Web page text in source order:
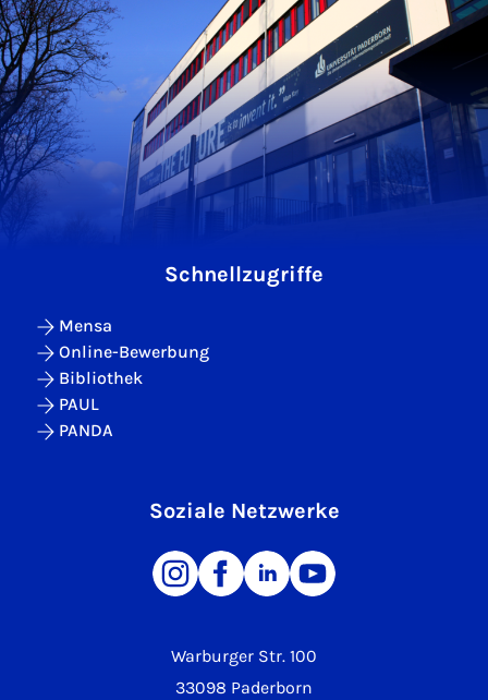
Warburger Str. 100
33098 Paderborn
Schnellzugriffe
Mensa
Online-Bewerbung
Bibliothek
PAUL
PANDA
Soziale Netzwerke